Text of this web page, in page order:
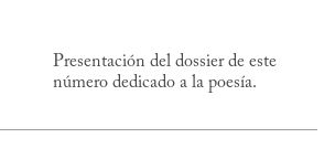
Presentación del dossier de este
número dedicado a la poesía.